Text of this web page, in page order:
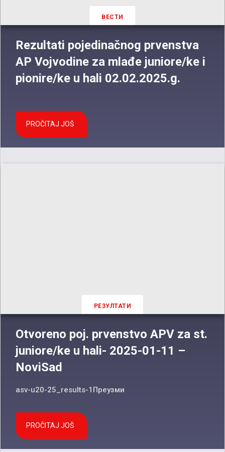
ВЕСТИ
Rezultati pojedinačnog prvenstva
AP Vojvodine za mlađe juniore/ke i
pionire/ke u hali 02.02.2025.g.
PROČITAJ JOŠ
РЕЗУЛТАТИ
Otvoreno poj. prvenstvo APV za st.
juniore/ke u hali- 2025-01-11 –
NoviSad
asv-u20-25_results-1Преузми
PROČITAJ JOŠ